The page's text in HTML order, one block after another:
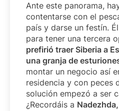
Ante este panorama,
contentarse con el
país y darse un festín.
para tener una tercera
prefirió traer Siberia a
una granja de
montar un negocio así
residencia y con peces
solución empezó a ser
¿Recordáis a